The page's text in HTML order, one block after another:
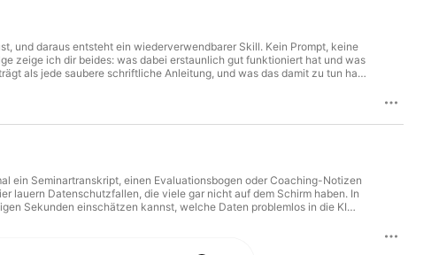
und daraus entsteht ein wiederverwendbarer Skill. Kein Prompt, keine
zwei Mitgliedernamen im Video
Auf die Ränder achtest du sonst nämlich nicht. Ich bin keine
Datenschutzfallen, die viele gar nicht auf dem Schirm haben. In
Sekunden einschätzen kannst, welche Daten problemlos in die KI
ein eigener Server nicht automatisch alle Datenschutzprobleme löst.